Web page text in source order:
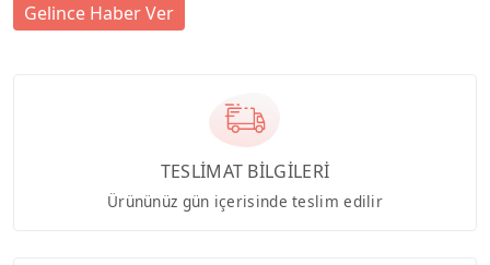
Gelince Haber Ver
TESLİMAT BİLGİLERİ
Ürününüz gün içerisinde teslim edilir